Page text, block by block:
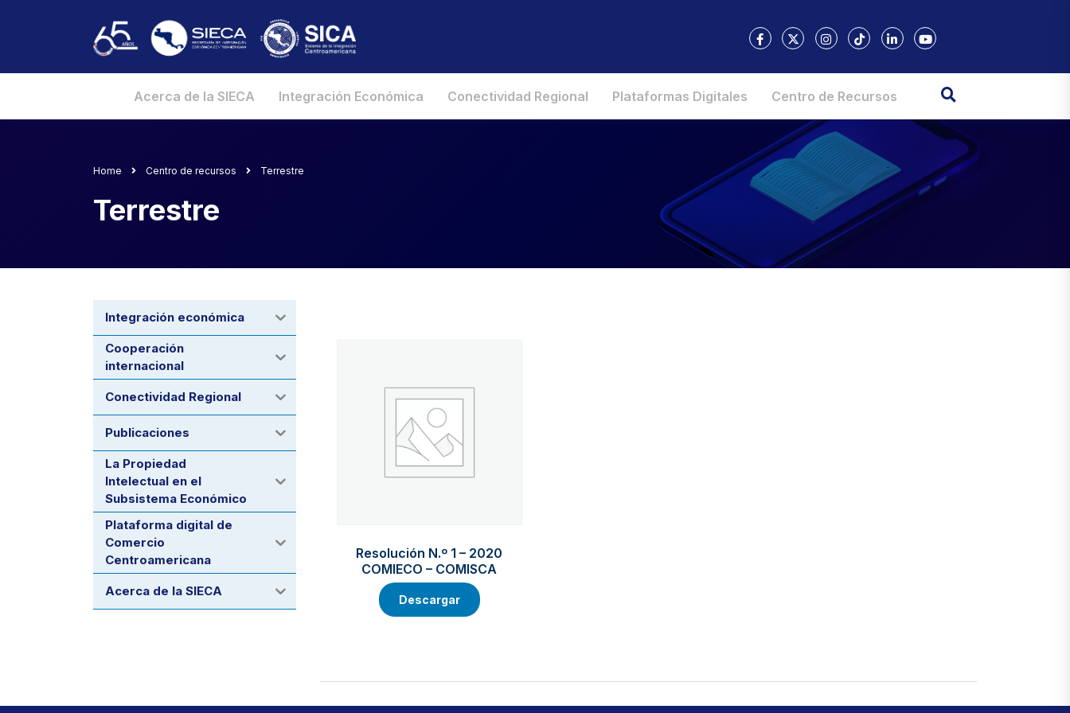
Acerca de la SIECA Integración Económica Conectividad Regional Plataformas Digitales Centro de Recursos
Home Centro de recursos Terrestre
Terrestre
Resolución N.º 1 – 2020
COMIECO – COMISCA
Descargar
Integración económica
Cooperación
internacional
Conectividad Regional
Publicaciones
La Propiedad
Intelectual en el
Subsistema Económico
Plataforma digital de
Comercio
Centroamericana
Acerca de la SIECA